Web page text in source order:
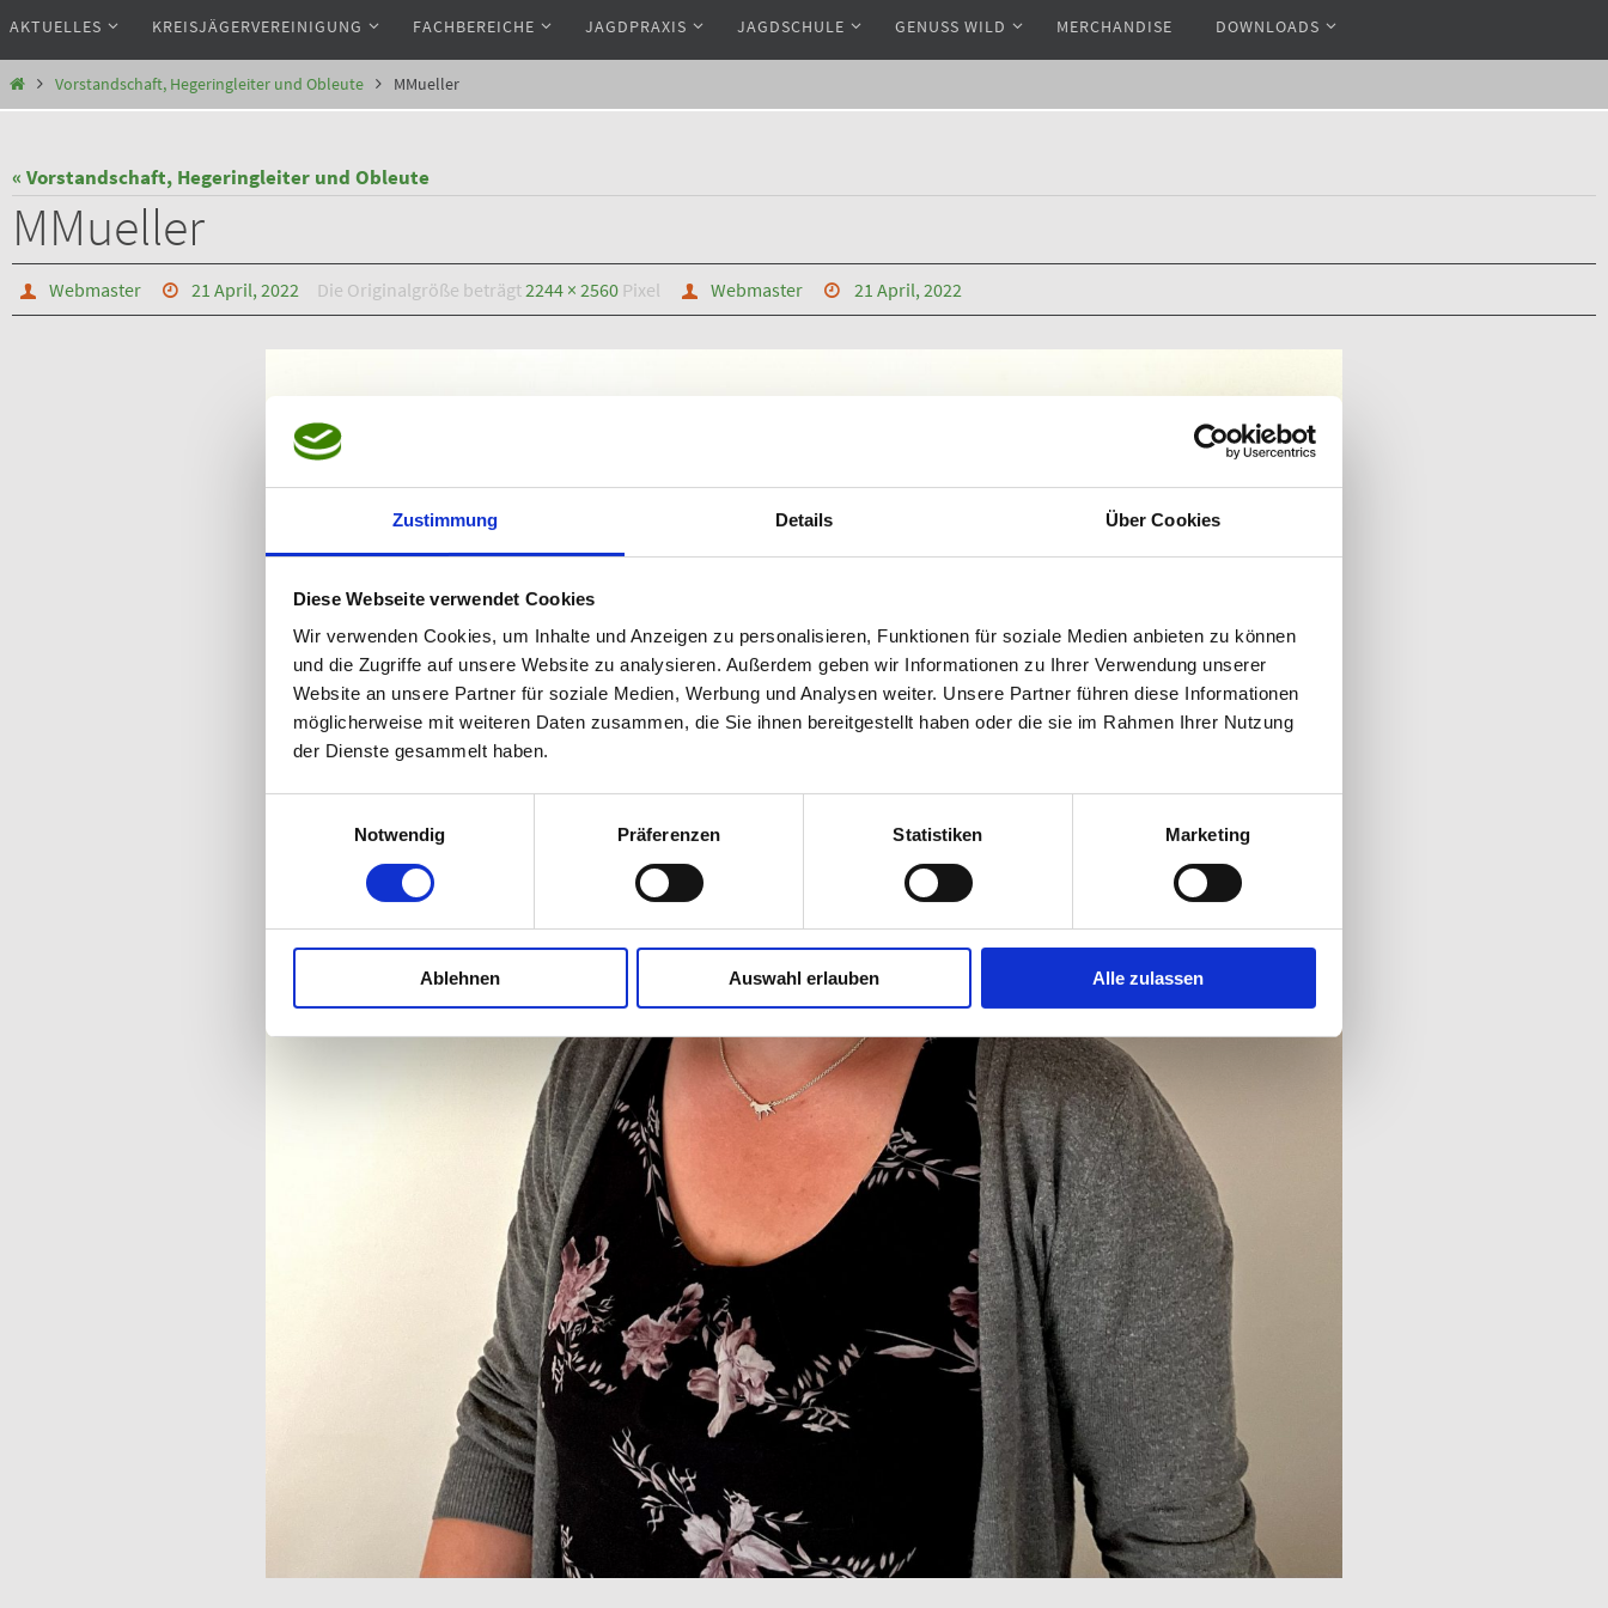
Zustimmung Details Über Cookies
Diese Webseite verwendet Cookies
Wir verwenden Cookies, um Inhalte und Anzeigen zu personalisieren, Funktionen für soziale Medien anbieten zu können
und die Zugriffe auf unsere Website zu analysieren. Außerdem geben wir Informationen zu Ihrer Verwendung unserer
Website an unsere Partner für soziale Medien, Werbung und Analysen weiter. Unsere Partner führen diese Informationen
möglicherweise mit weiteren Daten zusammen, die Sie ihnen bereitgestellt haben oder die sie im Rahmen Ihrer Nutzung
der Dienste gesammelt haben.
Notwendig
Präferenzen Statistiken Marketing
Ablehnen Auswahl erlauben Alle zulassen
Inhalt
springen
AKTUELLES KREISJÄGERVEREINIGUNG FACHBEREICHE JAGDPRAXIS JAGDSCHULE GENUSS WILD MERCHANDISE DOWNLOADS
StartVorstandschaft, Hegeringleiter und Obleute MMueller
« Vorstandschaft, Hegeringleiter und Obleute
MMueller
Webmaster 21 April, 2022 Die Originalgröße beträgt2244 × 2560 Pixel Webmaster 21 April, 2022